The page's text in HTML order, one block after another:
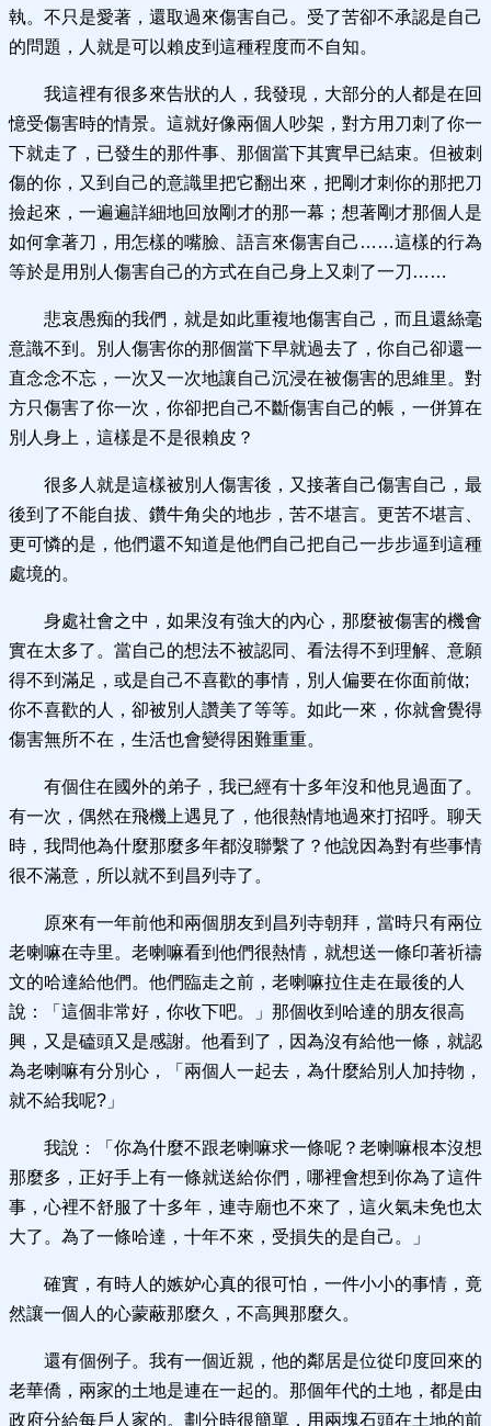
執。不只是愛著，還取過來傷害自己。受了苦卻不承認是自己
的問題，人就是可以賴皮到這種程度而不自知。
我這裡有很多來告狀的人，我發現，大部分的人都是在回
憶受傷害時的情景。這就好像兩個人吵架，對方用刀刺了你一
下就走了，已發生的那件事、那個當下其實早已結束。但被刺
傷的你，又到自己的意識里把它翻出來，把剛才刺你的那把刀
撿起來，一遍遍詳細地回放剛才的那一幕；想著剛才那個人是
如何拿著刀，用怎樣的嘴臉、語言來傷害自己……這樣的行為
等於是用別人傷害自己的方式在自己身上又刺了一刀……
悲哀愚痴的我們，就是如此重複地傷害自己，而且還絲毫
意識不到。別人傷害你的那個當下早就過去了，你自己卻還一
直念念不忘，一次又一次地讓自己沉浸在被傷害的思維里。對
方只傷害了你一次，你卻把自己不斷傷害自己的帳，一併算在
別人身上，這樣是不是很賴皮？
很多人就是這樣被別人傷害後，又接著自己傷害自己，最
後到了不能自拔、鑽牛角尖的地步，苦不堪言。更苦不堪言、
更可憐的是，他們還不知道是他們自己把自己一步步逼到這種
處境的。
身處社會之中，如果沒有強大的內心，那麼被傷害的機會
實在太多了。當自己的想法不被認同、看法得不到理解、意願
得不到滿足，或是自己不喜歡的事情，別人偏要在你面前做;
你不喜歡的人，卻被別人讚美了等等。如此一來，你就會覺得
傷害無所不在，生活也會變得困難重重。
有個住在國外的弟子，我已經有十多年沒和他見過面了。
有一次，偶然在飛機上遇見了，他很熱情地過來打招呼。聊天
時，我問他為什麼那麼多年都沒聯繫了？他說因為對有些事情
很不滿意，所以就不到昌列寺了。
原來有一年前他和兩個朋友到昌列寺朝拜，當時只有兩位
老喇嘛在寺里。老喇嘛看到他們很熱情，就想送一條印著祈禱
文的哈達給他們。他們臨走之前，老喇嘛拉住走在最後的人
說：「這個非常好，你收下吧。」那個收到哈達的朋友很高
興，又是磕頭又是感謝。他看到了，因為沒有給他一條，就認
為老喇嘛有分別心，「兩個人一起去，為什麼給別人加持物，
就不給我呢?」
我說：「你為什麼不跟老喇嘛求一條呢？老喇嘛根本沒想
那麼多，正好手上有一條就送給你們，哪裡會想到你為了這件
事，心裡不舒服了十多年，連寺廟也不來了，這火氣未免也太
大了。為了一條哈達，十年不來，受損失的是自己。」
確實，有時人的嫉妒心真的很可怕，一件小小的事情，竟
然讓一個人的心蒙蔽那麼久，不高興那麼久。
還有個例子。我有一個近親，他的鄰居是位從印度回來的
老華僑，兩家的土地是連在一起的。那個年代的土地，都是由
政府分給每戶人家的。劃分時很簡單，用兩塊石頭在土地的前